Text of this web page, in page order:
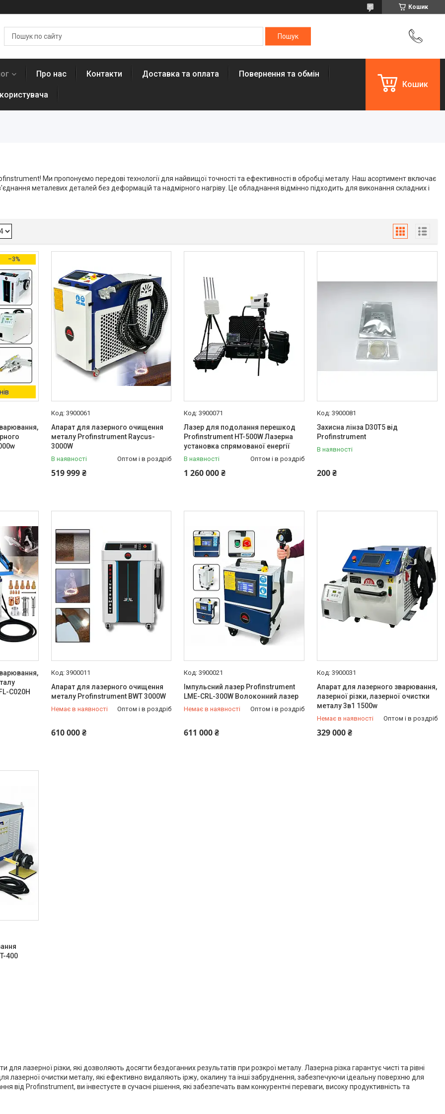
Кошик
Про нас Контакти Доставка та оплата Повернення та обмін
Кошик
Ми пропонуємо передові технології для найвищої точності та ефективності в обробці металу. Наш асортимент включає
металевих деталей без деформацій та надмірного нагріву. Це обладнання відмінно підходить для виконання складних і
–3%
3900061
Апарат для лазерного очищення
металу Profinstrument Raycus-
3000W
В наявності Оптом і в роздріб
519 999 ₴
3900071
Лазер для подолання перешкод
Profinstrument HT-500W Лазерна
установка спрямованої енергії
В наявності Оптом і в роздріб
1 260 000 ₴
3900081
Захисна лінза D30T5 від
Profinstrument
В наявності
200 ₴
C020H
3900011
Апарат для лазерного очищення
металу Profinstrument BWT 3000W
Немає в наявності Оптом і в роздріб
610 000 ₴
+380 (66) 933-92-56
3900021
Імпульсний лазер Profinstrument
LME-CRL-300W Волоконний лазер
Немає в наявності Оптом і в роздріб
611 000 ₴
+380 (66) 933-92-56
3900031
Апарат для лазерного зварювання,
лазерної різки, лазерної очистки
металу 3в1 1500w
Немає в наявності Оптом і в роздріб
329 000 ₴
+380 (66) 933-92-56
400
лазерної різки, які дозволяють досягти бездоганних результатів при розкрої металу. Лазерна різка гарантує чисті та рівні
лазерної очистки металу, які ефективно видаляють іржу, окалину та інші забруднення, забезпечуючи ідеальну поверхню для
Profinstrument, ви інвестуєте в сучасні рішення, які забезпечать вам конкурентні переваги, високу продуктивність та